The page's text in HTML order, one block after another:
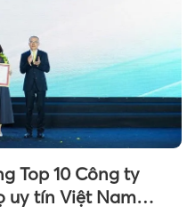
Top 10 Công ty
uy tín Việt Nam